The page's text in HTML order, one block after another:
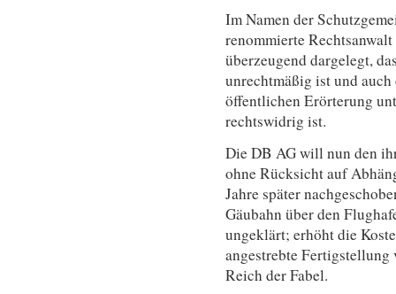
Im Namen der
renommierte
überzeugend dargelegt,
unrechtmäßig ist und
öffentlichen Erörterung
rechtswidrig ist.
Die DB AG will nun den
ohne Rücksicht auf
Jahre später
Gäubahn über den
ungeklärt; erhöht die
angestrebte
Reich der Fabel.